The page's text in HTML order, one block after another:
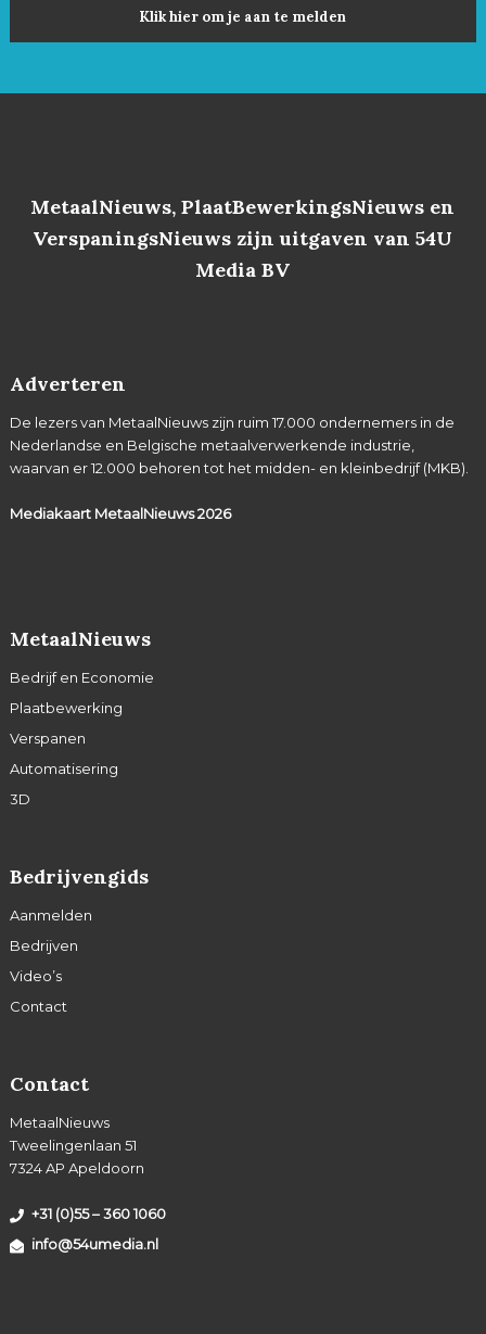
Klik hier om je aan te melden
MetaalNieuws, PlaatBewerkingsNieuws en
VerspaningsNieuws zijn uitgaven van 54U
Media BV
Adverteren
De lezers van MetaalNieuws zijn ruim 17.000 ondernemers in de
Nederlandse en Belgische metaalverwerkende industrie,
waarvan er 12.000 behoren tot het midden- en kleinbedrijf (MKB).
Mediakaart MetaalNieuws2026
MetaalNieuws
Bedrijf en Economie
Plaatbewerking
Verspanen
Automatisering
3D
Bedrijvengids
Aanmelden
Bedrijven
Video’s
Contact
Contact
MetaalNieuws
Tweelingenlaan 51
7324 AP Apeldoorn
+31 (0)55 – 360 1060
info@54umedia.nl